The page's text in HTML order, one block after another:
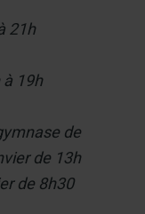
21h
19h
de
de 13h
de 8h30